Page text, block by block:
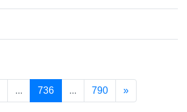
... 736 ... 790 »